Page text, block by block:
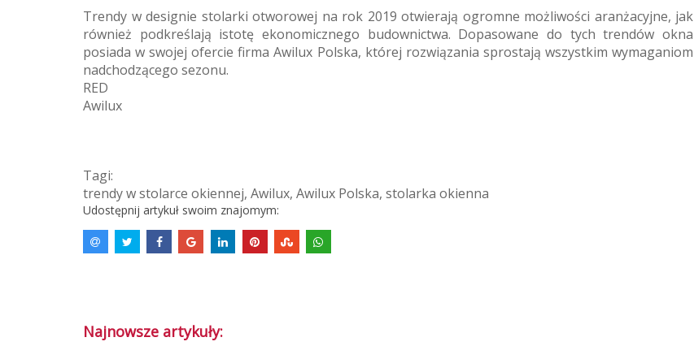
Trendy w designie stolarki otworowej na rok 2019 otwierają ogromne możliwości aranżacyjne, jak
również podkreślają istotę ekonomicznego budownictwa. Dopasowane do tych trendów okna
posiada w swojej ofercie firma Awilux Polska, której rozwiązania sprostają wszystkim wymaganiom
nadchodzącego sezonu.
RED
Awilux
Tagi:
trendy w stolarce okiennej, Awilux, Awilux Polska, stolarka okienna
Udostępnij artykuł swoim znajomym:
Najnowsze artykuły: